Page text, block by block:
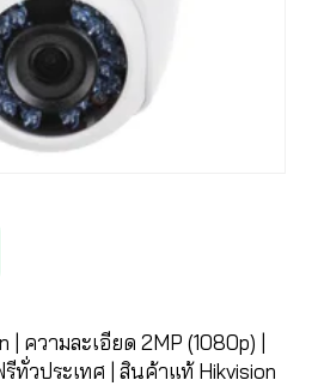
| ความละเอียด 2MP (1080p) |
ทั่วประเทศ | สินค้าแท้ Hikvision